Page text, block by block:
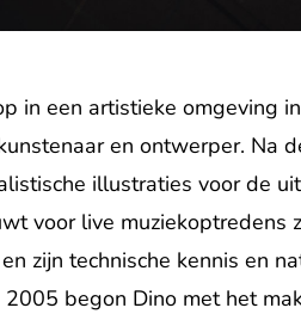
in een artistieke omgeving
en ontwerper. Na
illustraties voor de
voor live muziekoptredens
zijn technische kennis en
begon Dino met het